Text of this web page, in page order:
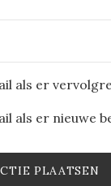
als er
als er nieuwe